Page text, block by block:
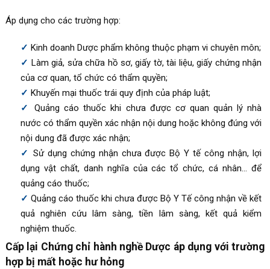
Áp dụng cho các trường hợp:
Kinh doanh Dược phẩm không thuộc phạm vi chuyên môn;
Làm giả, sửa chữa hồ sơ, giấy tờ, tài liệu, giấy chứng nhận
của cơ quan, tổ chức có thẩm quyền;
Khuyến mại thuốc trái quy định của pháp luật;
Quảng cáo thuốc khi chưa được cơ quan quản lý nhà
nước có thẩm quyền xác nhận nội dung hoặc không đúng với
nội dung đã được xác nhận;
Sử dụng chứng nhận chưa được Bộ Y tế công nhận, lợi
dụng vật chất, danh nghĩa của các tổ chức, cá nhân… để
quảng cáo thuốc;
Quảng cáo thuốc khi chưa được Bộ Y Tế công nhận về kết
quả nghiên cứu lâm sàng, tiền lâm sàng, kết quả kiểm
nghiệm thuốc.
Cấp lại Chứng chỉ hành nghề Dược áp dụng với trường
hợp bị mất hoặc hư hỏng